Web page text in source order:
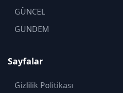
GÜNCEL
GÜNDEM
KÜLTÜR SANAT
MAGAZİN
Sayfalar
Gizlilik Politikası